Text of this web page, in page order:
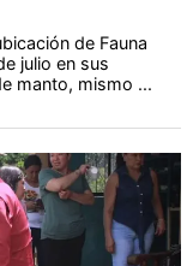
de Fauna
julio en sus
manto, mismo ...